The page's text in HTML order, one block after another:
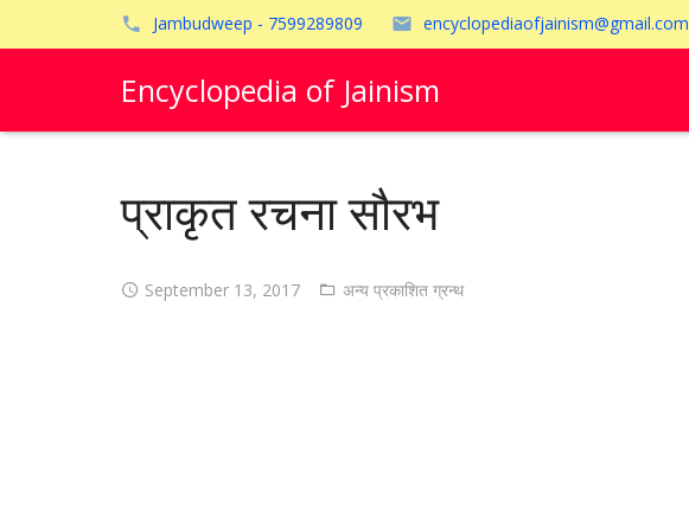
Jambudweep - 7599289809 encyclopediaofjainism@gmail.com
Encyclopedia of Jainism
प्राकृत रचना सौरभ
September 13, 2017 अन्य प्रकाशित ग्रन्थ